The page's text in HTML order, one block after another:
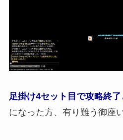
足掛け4セット目で攻略終了
になった方、有り難う御座